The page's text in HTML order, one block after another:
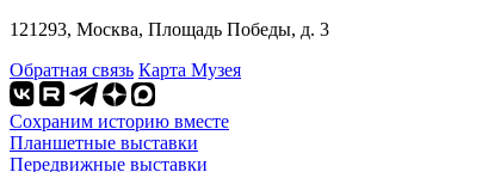
121293, Москва, Площадь Победы, д. 3
Обратная связь Карта Музея
Сохраним историю вместе
Планшетные выставки
Передвижные выставки